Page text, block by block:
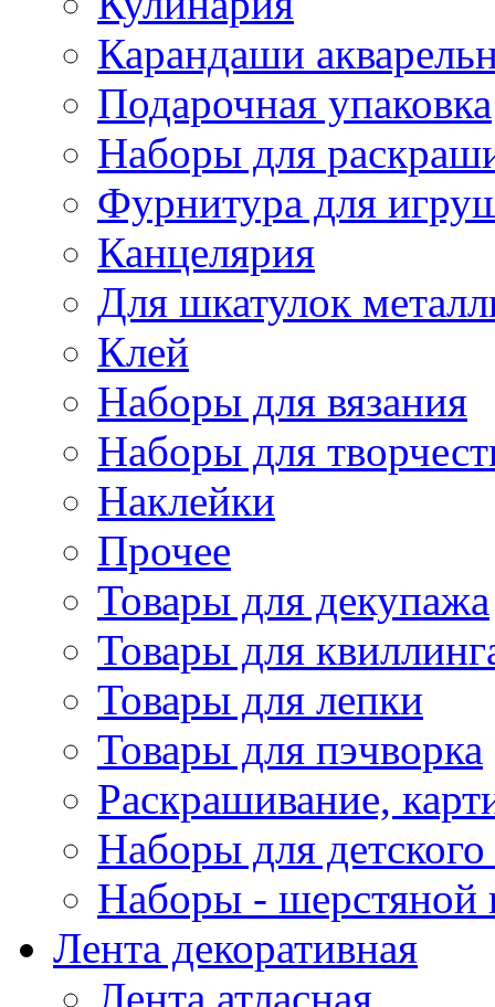
Карандаши
Подарочная упаковка
Наборы для
Фурнитура для
Канцелярия
Для шкатулок
Клей
Наборы для вязания
Наборы для
Наклейки
Прочее
Товары для декупажа
Товары для
Товары для лепки
Товары для пэчворка
Раскрашивание,
Наборы для
Наборы - шерстяной
Лента декоративная
Лента атласная